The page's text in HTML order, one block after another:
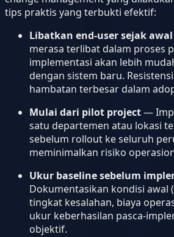
tips praktis yang terbukti efektif:
Libatkan end-user sejak awal
merasa terlibat dalam proses
implementasi akan lebih
dengan sistem baru.
hambatan terbesar dalam
Mulai dari pilot project—
satu departemen atau lokasi
sebelum rollout ke seluruh
meminimalkan risiko
Ukur baseline sebelum
Dokumentasikan kondisi awal
tingkat kesalahan, biaya
ukur keberhasilan pasca-
objektif.